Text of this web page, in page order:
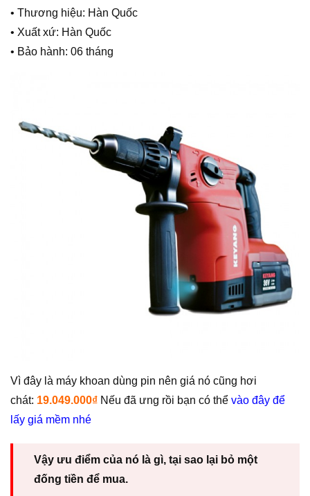
• Thương hiệu: Hàn Quốc
• Xuất xứ: Hàn Quốc
• Bảo hành: 06 tháng
Vì đây là máy khoan dùng pin nên giá nó cũng hơi
chát: 19.049.000₫ Nếu đã ưng rồi bạn có thể vào đây để
lấy giá mềm nhé
Vậy ưu điểm của nó là gì, tại sao lại bỏ một
đống tiền để mua.